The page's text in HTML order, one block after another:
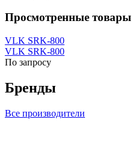
Просмотренные товары
VLK SRK-800
VLK SRK-800
По запросу
Бренды
Все производители